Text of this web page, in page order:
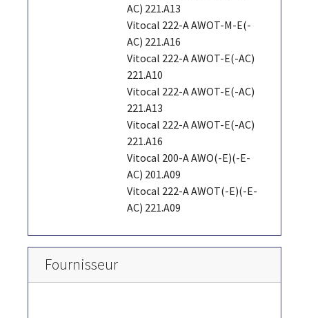
AC) 221.A13
Vitocal 222-A AWOT-M-E(-
AC) 221.A16
Vitocal 222-A AWOT-E(-AC)
221.A10
Vitocal 222-A AWOT-E(-AC)
221.A13
Vitocal 222-A AWOT-E(-AC)
221.A16
Vitocal 200-A AWO(-E)(-E-
AC) 201.A09
Vitocal 222-A AWOT(-E)(-E-
AC) 221.A09
Fournisseur